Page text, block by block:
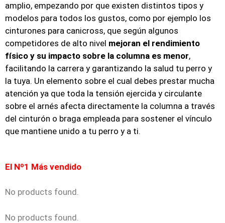
amplio, empezando por que existen distintos tipos y
modelos para todos los gustos, como por ejemplo los
cinturones para canicross, que según algunos
competidores de alto nivel mejoran el rendimiento
físico y su impacto sobre la columna es menor,
facilitando la carrera y garantizando la salud tu perro y
la tuya. Un elemento sobre el cual debes prestar mucha
atención ya que toda la tensión ejercida y circulante
sobre el arnés afecta directamente la columna a través
del cinturón o braga empleada para sostener el vínculo
que mantiene unido a tu perro y a ti.
El Nº1 Más vendido
No products found.
No products found.